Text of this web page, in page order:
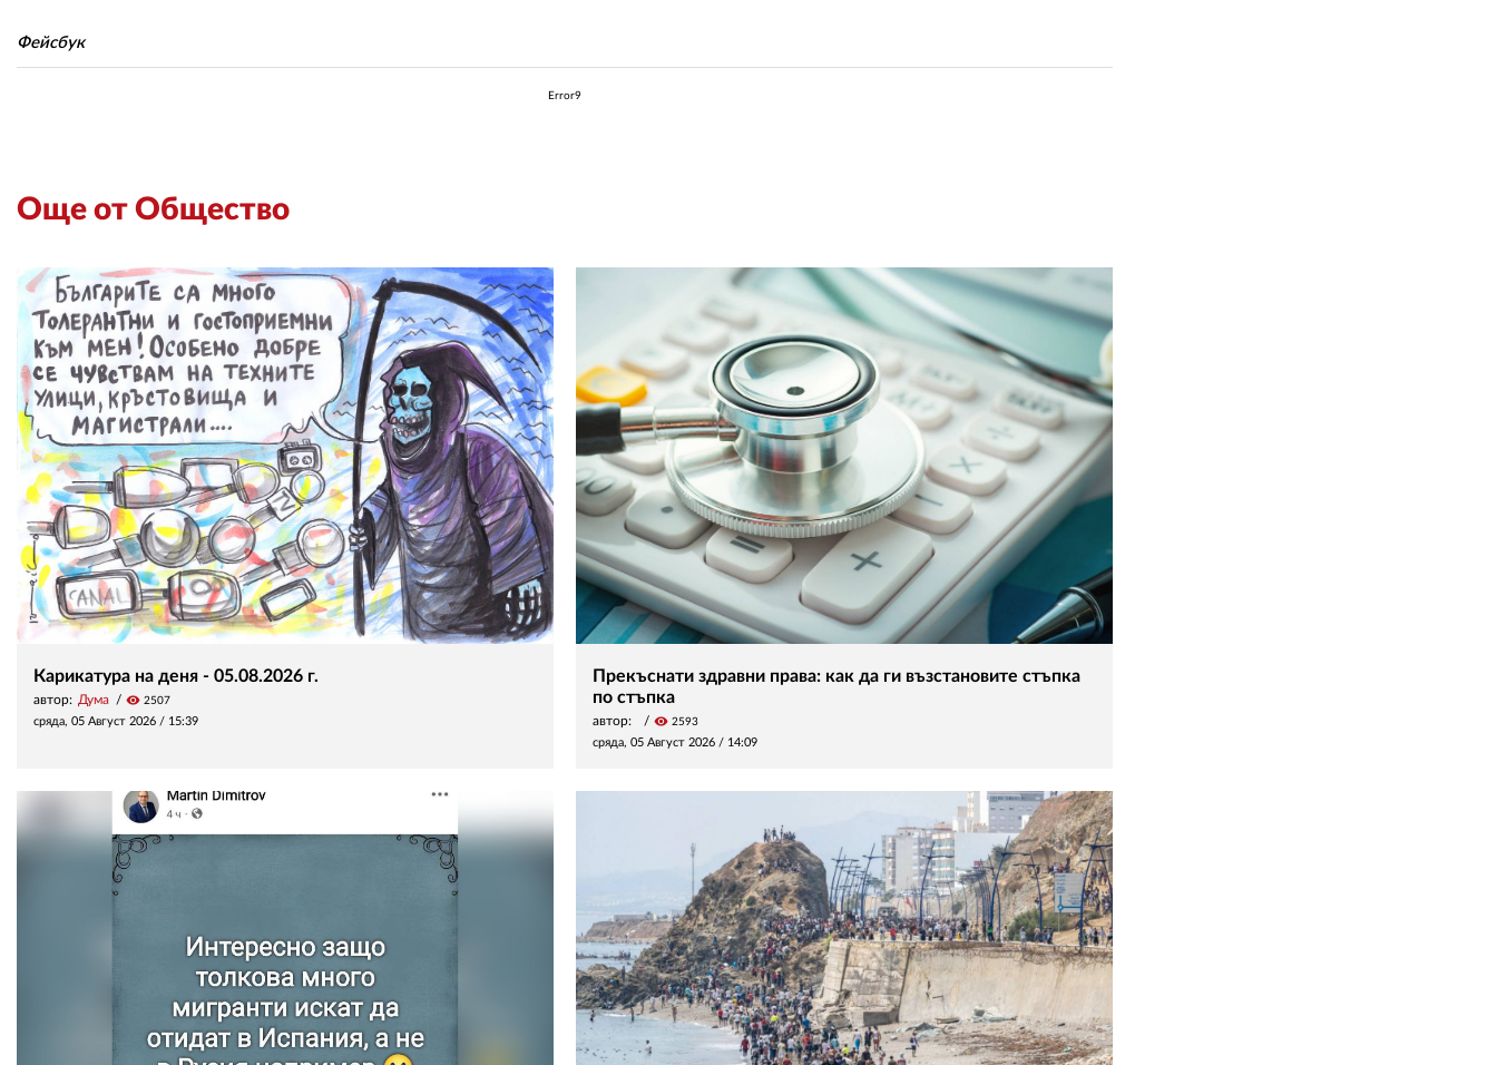
Фейсбук
Error9
Още от Общество
Карикатура на деня - 05.08.2026 г.
автор: Дума visibility 2507
сряда, 05 Август 2026 / 15:39
Прекъснати здравни права: как да ги възстановите стъпка
по стъпка
автор: visibility 2593
сряда, 05 Август 2026 / 14:09